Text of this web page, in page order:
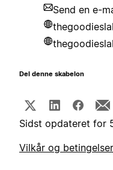
Send en e-
Del denne skabelon
Sidst opdateret for
Vilkår og betingelser